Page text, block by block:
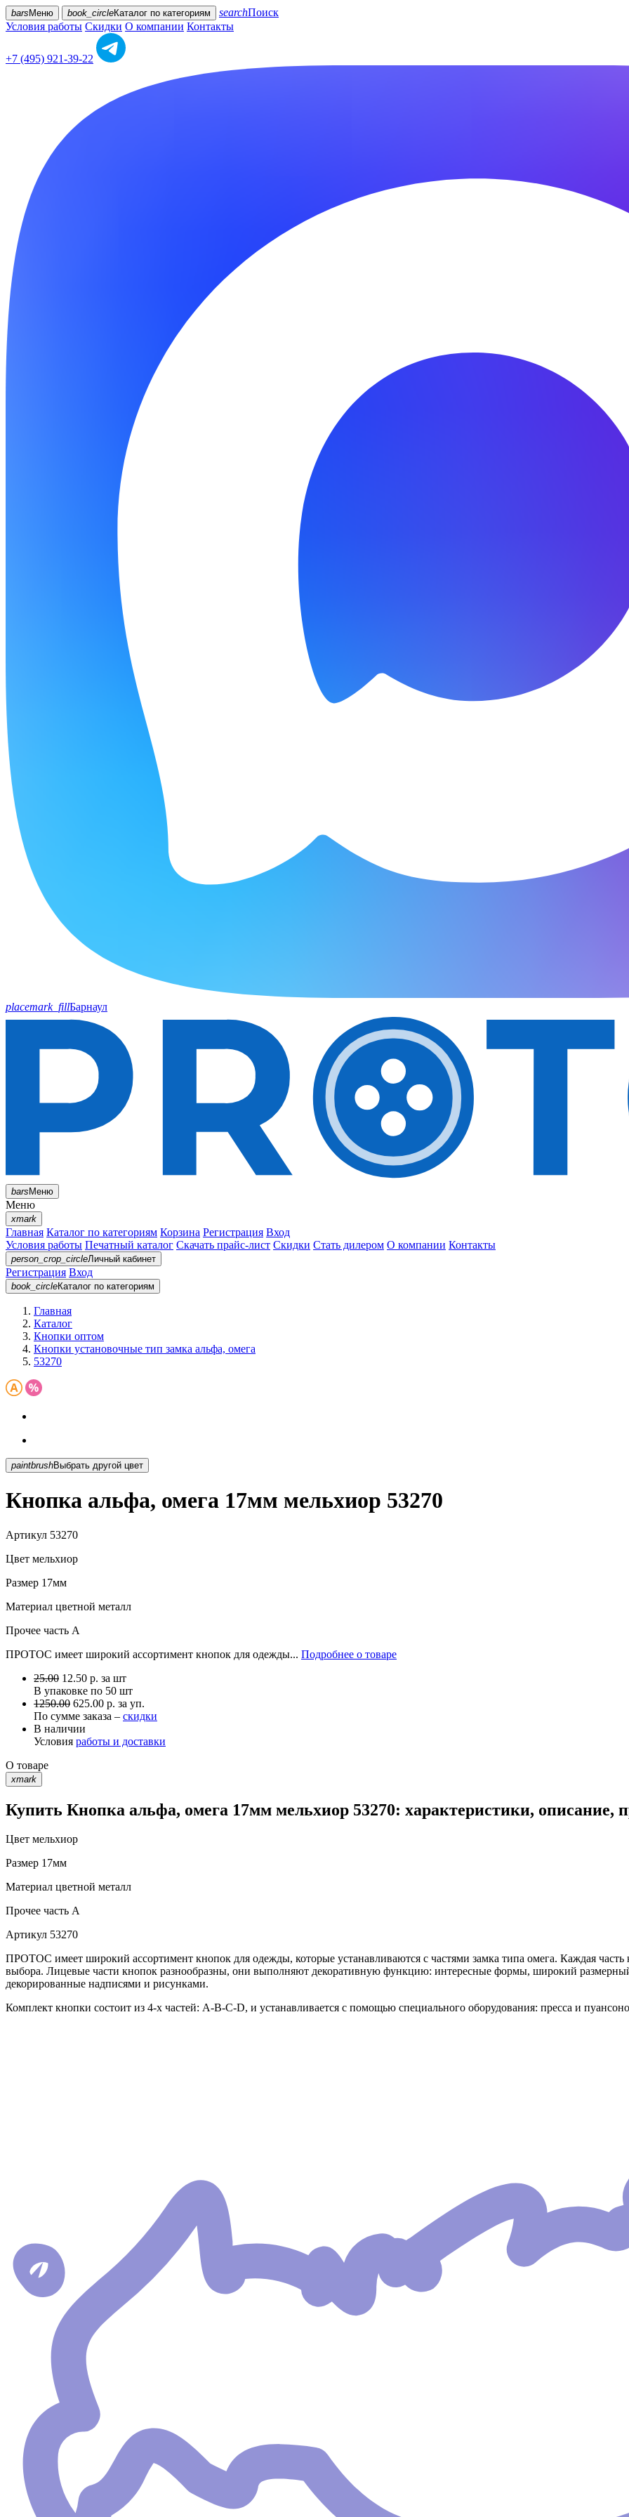
bars Меню book_circleКаталог по категориям searchПоиск
Условия работы Скидки О компании Контакты
+7 (495) 921-39-22
placemark_fillБарнаул
barsМеню
Меню
xmark
Главная Каталог по категориям Корзина Регистрация Вход
Условия работы Печатный каталог Скачать прайс-лист Скидки Стать дилером О компании Контакты
person_crop_circleЛичный кабинет
Регистрация Вход
book_circleКаталог по категориям
Главная
Каталог
Кнопки оптом
Кнопки установочные тип замка альфа, омега
53270
paintbrush Выбрать другой цвет
Кнопка альфа, омега 17мм мельхиор 53270
Артикул 53270
Цвет мельхиор
Размер 17мм
Материал цветной металл
Прочее часть A
ПРОТОС имеет широкий ассортимент кнопок для одежды... Подробнее о товаре
25.00 12.50 р. за шт
В упаковке по 50 шт
1250.00 625.00 р. за уп.
По сумме заказа – скидки
В наличии
Условия работы и доставки
О товаре
xmark
Купить Кнопка альфа, омега 17мм мельхиор 53270: характеристики, описание,
Цвет мельхиор
Размер 17мм
Материал цветной металл
Прочее часть A
Артикул 53270
ПРОТОС имеет широкий ассортимент кнопок для одежды, которые устанавливаются с частями замка типа омега. Каждая часть
выбора. Лицевые части кнопок разнообразны, они выполняют декоративную функцию: интересные формы, широкий
декорированные надписями и рисунками.
Комплект кнопки состоит из 4-х частей: А-В-С-D, и устанавливается с помощью специального оборудования: пресса и